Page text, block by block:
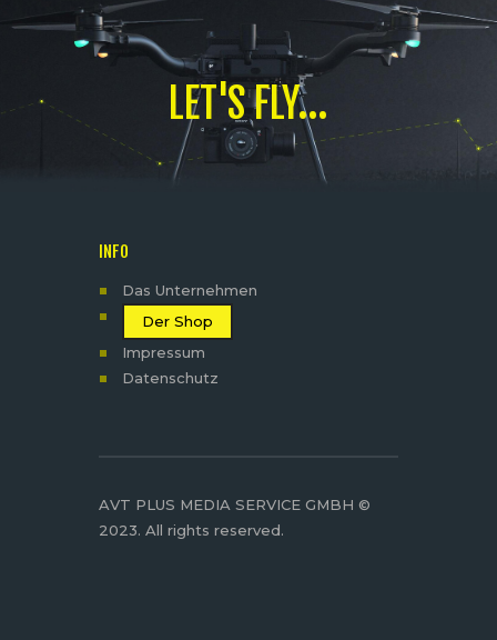
LET'S FLY...
INFO
Das Unternehmen
Der Shop
Impressum
Datenschutz
AVT PLUS MEDIA SERVICE GMBH ©
2023. All rights reserved.